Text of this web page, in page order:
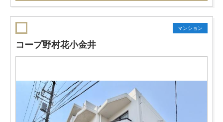
マンション
コープ野村花小金井